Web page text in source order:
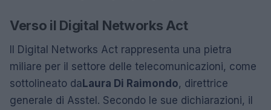
Verso il Digital Networks Act
Il Digital Networks Act rappresenta una pietra
miliare per il settore delle telecomunicazioni, come
sottolineato daLaura Di Raimondo, direttrice
generale di Asstel. Secondo le sue dichiarazioni, il